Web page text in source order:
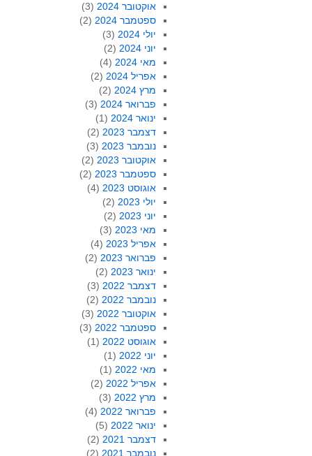
אוקטובר 2024
(3)
ספטמבר 2024
(2)
יולי 2024
(3)
יוני 2024
(2)
מאי 2024
(4)
אפריל 2024
(2)
מרץ 2024
(2)
פברואר 2024
(3)
ינואר 2024
(1)
דצמבר 2023
(2)
נובמבר 2023
(3)
אוקטובר 2023
(2)
ספטמבר 2023
(2)
אוגוסט 2023
(4)
יולי 2023
(2)
יוני 2023
(2)
מאי 2023
(3)
אפריל 2023
(4)
פברואר 2023
(2)
ינואר 2023
(2)
דצמבר 2022
(3)
נובמבר 2022
(2)
אוקטובר 2022
(3)
ספטמבר 2022
(3)
אוגוסט 2022
(1)
יוני 2022
(1)
מאי 2022
(1)
אפריל 2022
(2)
מרץ 2022
(3)
פברואר 2022
(4)
ינואר 2022
(5)
דצמבר 2021
(2)
נובמבר 2021
(2)